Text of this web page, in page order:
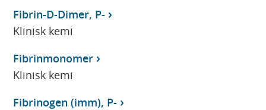
Fibrin-D-Dimer, P-
Klinisk kemi
Fibrinmonomer
Klinisk kemi
Fibrinogen (imm), P-